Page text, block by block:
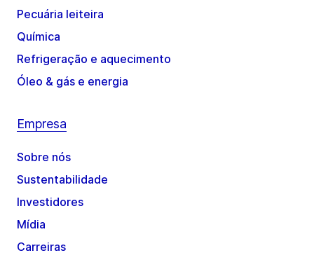
Pecuária leiteira
Química
Refrigeração e aquecimento
Óleo & gás e energia
Empresa
Sobre nós
Sustentabilidade
Investidores
Mídia
Carreiras